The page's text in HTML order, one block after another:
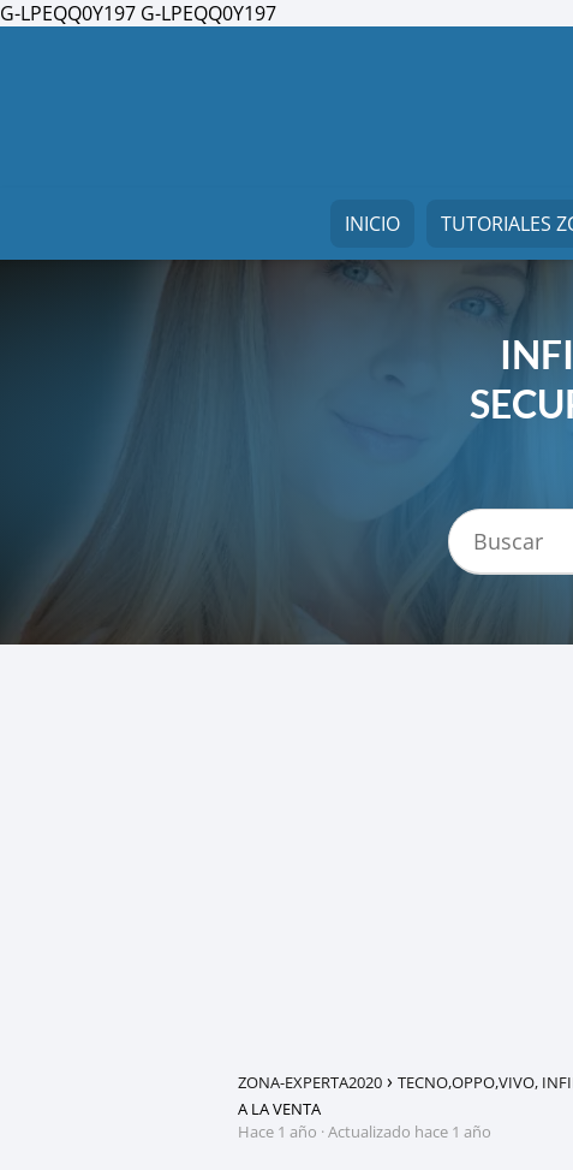
G-LPEQQ0Y197 G-LPEQQ0Y197
INICIO TUTORIALES
ZONA-EXPERTA2020 TECNO,OPPO,VIVO,
A LA VENTA
hace 1 año · Actualizado hace 1 año